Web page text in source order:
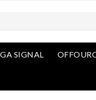
SIGNAL